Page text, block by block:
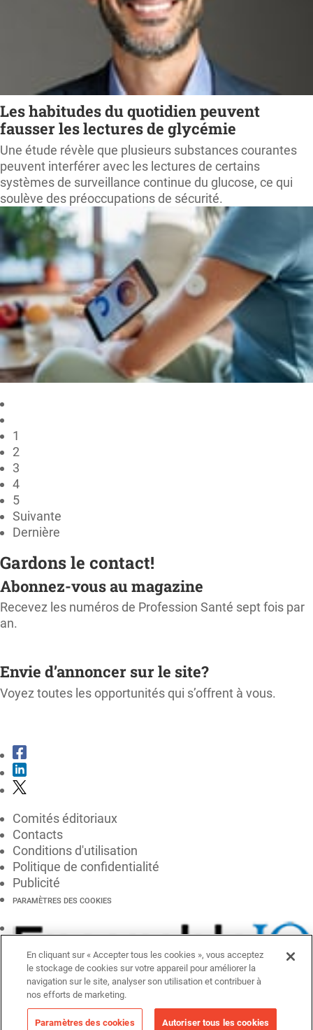
Les habitudes du quotidien peuvent
fausser les lectures de glycémie
Une étude révèle que plusieurs substances courantes
peuvent interférer avec les lectures de certains
systèmes de surveillance continue du glucose, ce qui
soulève des préoccupations de sécurité.
1
2
3
4
5
Suivante
Dernière
Gardons le contact!
Abonnez-vous au magazine
Recevez les numéros de Profession Santé sept fois par
an.
Envie d’annoncer sur le site?
Voyez toutes les opportunités qui s’offrent à vous.
Comités éditoriaux
Contacts
Conditions d'utilisation
Politique de confidentialité
Publicité
PARAMÈTRES DES COOKIES
En cliquant sur « Accepter tous les cookies », vous acceptez
le stockage de cookies sur votre appareil pour améliorer la
navigation sur le site, analyser son utilisation et contribuer à
nos efforts de marketing.
Paramètres des cookies Autoriser tous les cookies